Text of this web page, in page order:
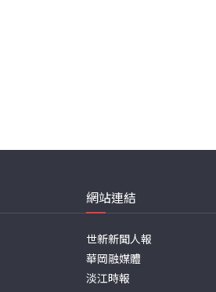
網站連結
世新新聞人報
華岡融媒體
淡江時報